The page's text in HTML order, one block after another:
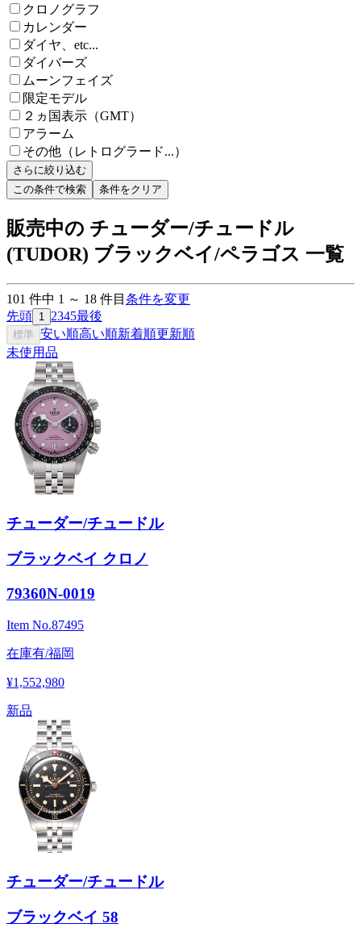
クロノグラフ
カレンダー
ダイヤ、etc...
ダイバーズ
ムーンフェイズ
限定モデル
２ヵ国表示（GMT）
アラーム
その他（レトログラード...）
さらに絞り込む
この条件で検索
条件をクリア
販売中の チューダー/チュードル
(TUDOR) ブラックベイ/ペラゴス 一覧
101 件中 1 ～ 18 件目 条件を変更
先頭 1 2345最後
標準 安い順高い順新着順更新順
未使用品
チューダー/チュードル
ブラックベイ クロノ
79360N-0019
Item No.87495
在庫有/福岡
¥1,552,980
新品
チューダー/チュードル
ブラックベイ 58